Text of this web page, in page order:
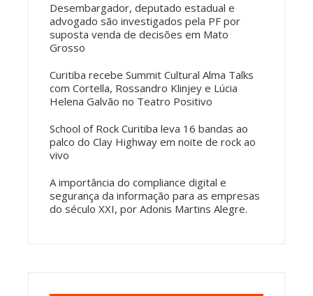
Desembargador, deputado estadual e
advogado são investigados pela PF por
suposta venda de decisões em Mato
Grosso
Curitiba recebe Summit Cultural Alma Talks
com Cortella, Rossandro Klinjey e Lúcia
Helena Galvão no Teatro Positivo
School of Rock Curitiba leva 16 bandas ao
palco do Clay Highway em noite de rock ao
vivo
A importância do compliance digital e
segurança da informação para as empresas
do século XXI, por Adonis Martins Alegre.